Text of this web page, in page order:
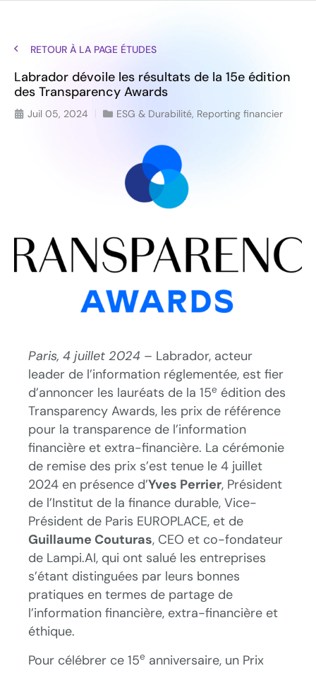
RETOUR À LA PAGE ÉTUDES
Labrador dévoile les résultats de la 15e édition
des Transparency Awards
Juil 05, 2024 ESG & Durabilité, Reporting financier
Paris, 4 juillet 2024 – Labrador, acteur
leader de l’information réglementée, est fier
d’annoncer les lauréats de la 15e édition des
Transparency Awards, les prix de référence
pour la transparence de l’information
financière et extra-financière. La cérémonie
de remise des prix s’est tenue le 4 juillet
2024 en présence d’Yves Perrier, Président
de l’Institut de la finance durable, Vice-
Président de Paris EUROPLACE, et de
Guillaume Couturas, CEO et co-fondateur
de Lampi.AI, qui ont salué les entreprises
s’étant distinguées par leurs bonnes
pratiques en termes de partage de
l’information financière, extra-financière et
éthique.
Pour célébrer ce 15e anniversaire, un Prix